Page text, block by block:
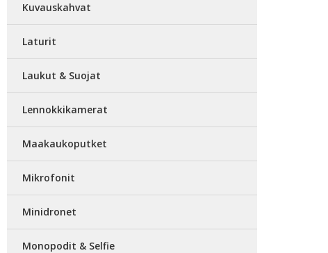
Kuvauskahvat
Laturit
Laukut & Suojat
Lennokkikamerat
Maakaukoputket
Mikrofonit
Minidronet
Monopodit & Selfie